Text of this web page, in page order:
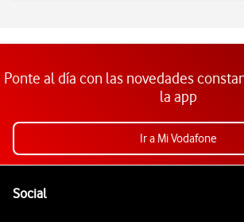
Ponte al día con las novedades
la app
Ir a Mi Vodafone
SocialEnlaces a las redes sociales de